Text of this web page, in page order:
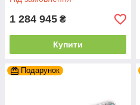
1 284 945 ₴
Купити
Подарунок